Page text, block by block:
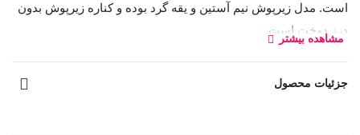
است. مدل زیرپوش نیم آستین و یقه گرد بوده و کناره زیرپوش بدون
درز دوخت است.
کد:
1201
مشاهده بیشتر
جزئیات محصول